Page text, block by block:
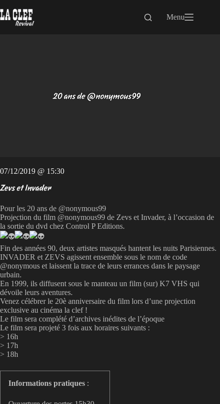
au
contenu
Menu
20 ans de @nonymous99
07/12/2019 @ 15:30
Zevs et Invader
Pour les 20 ans de @nonymous99
Projection du film @nonymous99 de Zevs et Invader, à l’occasion de
la sortie du dvd chez Control P Editions.
Fin des années 90, deux artistes masqués hantent les nuits Parisiennes.
INVADER et ZEVS agissent ensemble sous le nom de code
@nonymous et laissent la trace de leurs errances dans le paysage
urbain.
En 1999, ils diffusent sous le manteau un film (sur) K7 VHS qui
dévoile leurs aventures.
Venez célébrer le 20è anniversaire du film lors d’une projection
exclusive au cinéma la clef !
Le film sera complété d’archives inédites de l’époque
Le film sera projeté 3 fois aux horaires suivants :
> 16h
> 17h
> 18h
Informations pratiques :